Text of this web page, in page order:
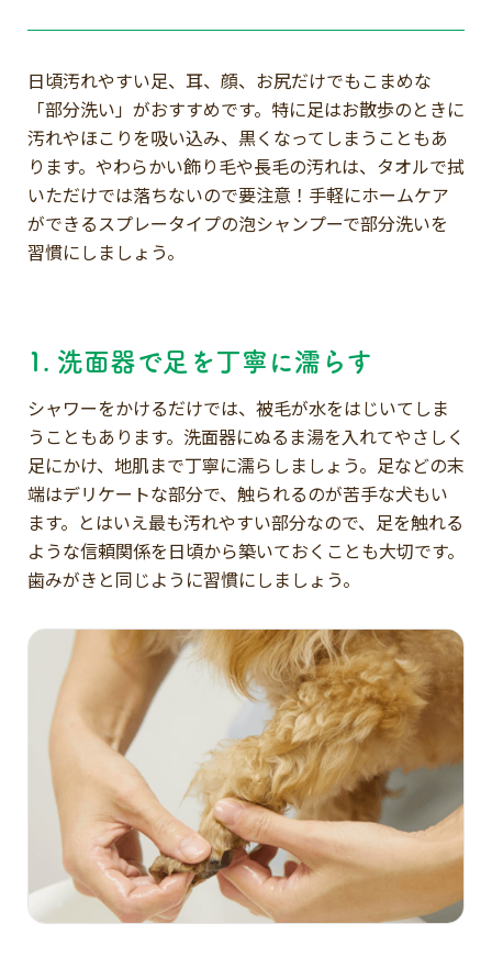
日頃汚れやすい足、耳、顔、お尻だけでもこまめな
「部分洗い」がおすすめです。特に足はお散歩のときに
汚れやほこりを吸い込み、黒くなってしまうこともあ
ります。やわらかい飾り毛や長毛の汚れは、タオルで拭
いただけでは落ちないので要注意！手軽にホームケア
ができるスプレータイプの泡シャンプーで部分洗いを
習慣にしましょう。
1. 洗面器で足を丁寧に濡らす
シャワーをかけるだけでは、被毛が水をはじいてしま
うこともあります。洗面器にぬるま湯を入れてやさしく
足にかけ、地肌まで丁寧に濡らしましょう。足などの末
端はデリケートな部分で、触られるのが苦手な犬もい
ます。とはいえ最も汚れやすい部分なので、足を触れる
ような信頼関係を日頃から築いておくことも大切です。
歯みがきと同じように習慣にしましょう。